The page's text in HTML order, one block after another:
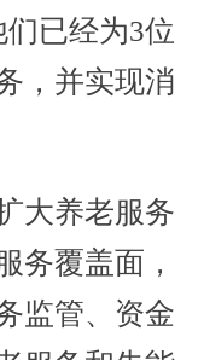
已经为3位
，并实现消
养老服务
务覆盖面，
监管、资金